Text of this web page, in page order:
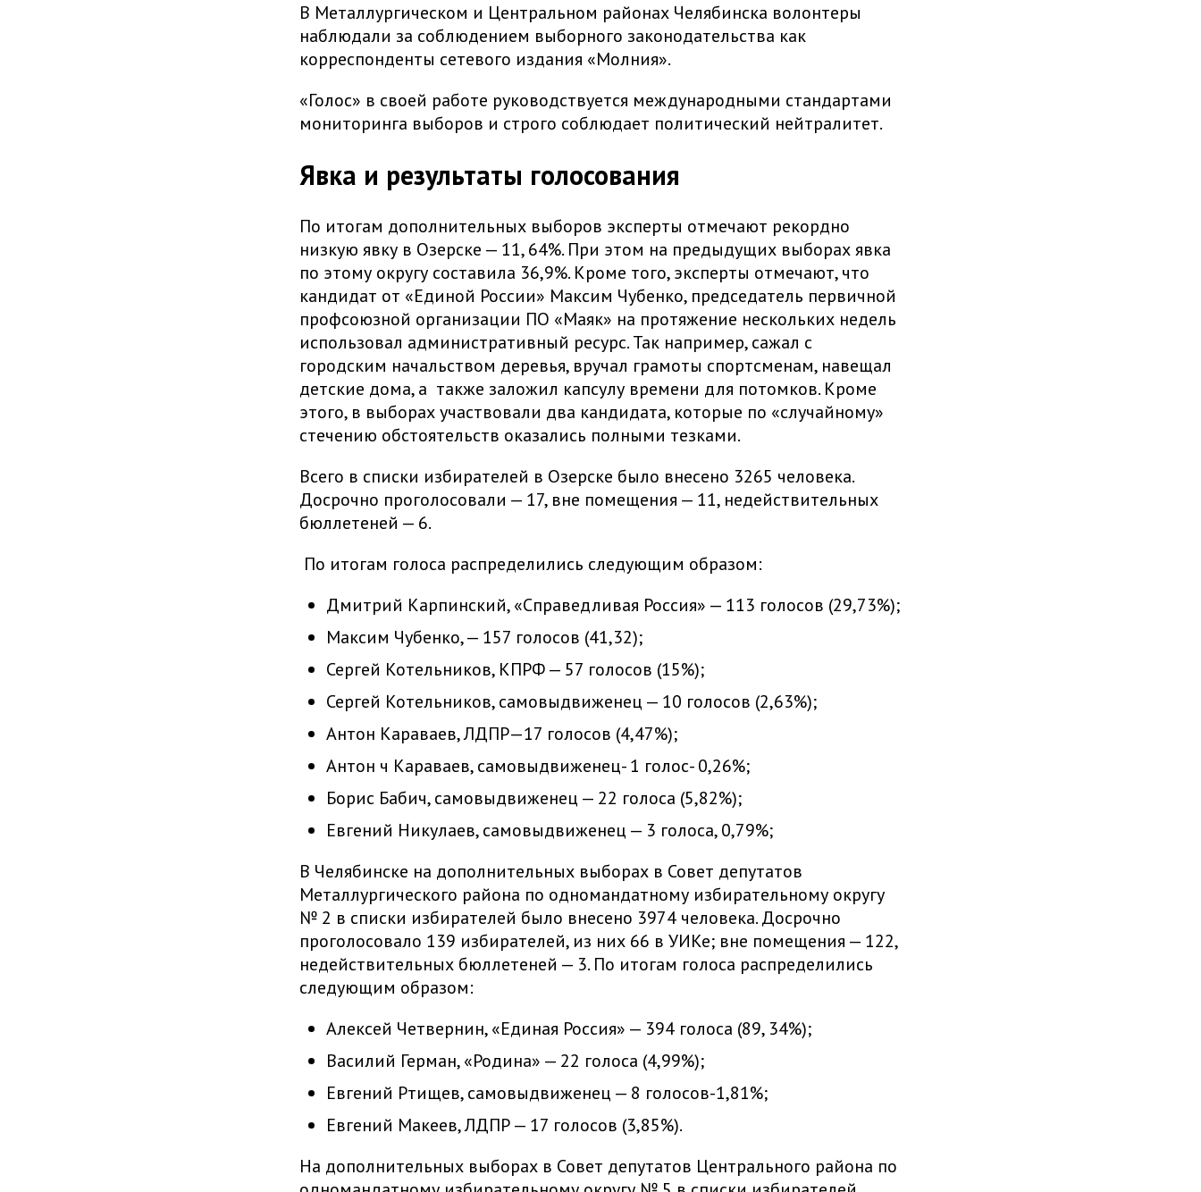
В Металлургическом и Центральном районах Челябинска волонтеры
наблюдали за соблюдением выборного законодательства как
корреспонденты сетевого издания «Молния».
«Голос» в своей работе руководствуется международными стандартами
мониторинга выборов и строго соблюдает политический нейтралитет.
Явка и результаты голосования
По итогам дополнительных выборов эксперты отмечают рекордно
низкую явку в Озерске — 11, 64%. При этом на предыдущих выборах явка
по этому округу составила 36,9%. Кроме того, эксперты отмечают, что
кандидат от «Единой России» Максим Чубенко, председатель первичной
профсоюзной организации ПО «Маяк» на протяжение нескольких недель
использовал административный ресурс. Так например, сажал с
городским начальством деревья, вручал грамоты спортсменам, навещал
детские дома, а также заложил капсулу времени для потомков. Кроме
этого, в выборах участвовали два кандидата, которые по «случайному»
стечению обстоятельств оказались полными тезками.
Всего в списки избирателей в Озерске было внесено 3265 человека.
Досрочно проголосовали — 17, вне помещения — 11, недействительных
бюллетеней — 6.
По итогам голоса распределились следующим образом:
Дмитрий Карпинский, «Справедливая Россия» — 113 голосов (29,73%);
Максим Чубенко, — 157 голосов (41,32);
Сергей Котельников, КПРФ — 57 голосов (15%);
Сергей Котельников, самовыдвиженец — 10 голосов (2,63%);
Антон Караваев, ЛДПР—17 голосов (4,47%);
Антон ч Караваев, самовыдвиженец- 1 голос- 0,26%;
Борис Бабич, самовыдвиженец — 22 голоса (5,82%);
Евгений Никулаев, самовыдвиженец — 3 голоса, 0,79%;
В Челябинске на дополнительных выборах в Совет депутатов
Металлургического района по одномандатному избирательному округу
№ 2 в списки избирателей было внесено 3974 человека. Досрочно
проголосовало 139 избирателей, из них 66 в УИКе; вне помещения — 122,
недействительных бюллетеней — 3. По итогам голоса распределились
следующим образом:
Алексей Четвернин, «Единая Россия» — 394 голоса (89, 34%);
Василий Герман, «Родина» — 22 голоса (4,99%);
Евгений Ртищев, самовыдвиженец — 8 голосов-1,81%;
Евгений Макеев, ЛДПР — 17 голосов (3,85%).
На дополнительных выборах в Совет депутатов Центрального района по